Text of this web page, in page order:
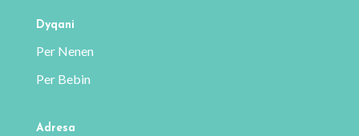
Dyqani
Per Nenen
Per Bebin
Adresa